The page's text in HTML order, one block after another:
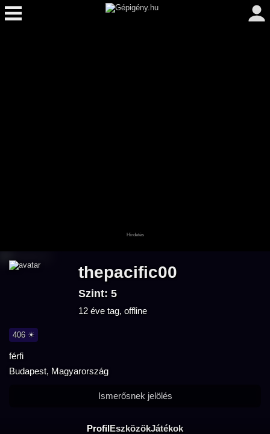
thepacific00
Szint: 5
12 éve tag, offline
406 ☀
férfi
Budapest, Magyarország
ProfilEszközökJátékok
Ismerősnek jelölés